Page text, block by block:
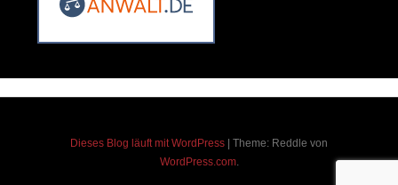
Dieses Blog läuft mit WordPress | Theme: Reddle von
WordPress.com.